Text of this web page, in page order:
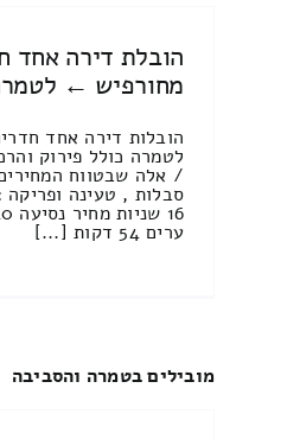
הובלת דירה אחד
מחורפיש ←
הובלות דירה אחד
ערים 54 דקות [...]
מובילים בטמרה והסביבה